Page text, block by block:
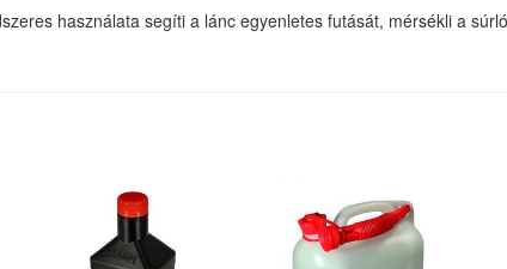
használata segíti a lánc egyenletes futását, mérsékli a